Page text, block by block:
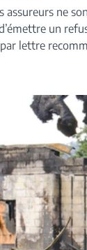
assureurs ne
un
lettre